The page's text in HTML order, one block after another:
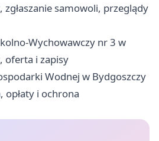
samowoli, przeglądy
Wychowawczy nr 3 w
oferta i zapisy
Wodnej w Bydgoszczy
opłaty i ochrona